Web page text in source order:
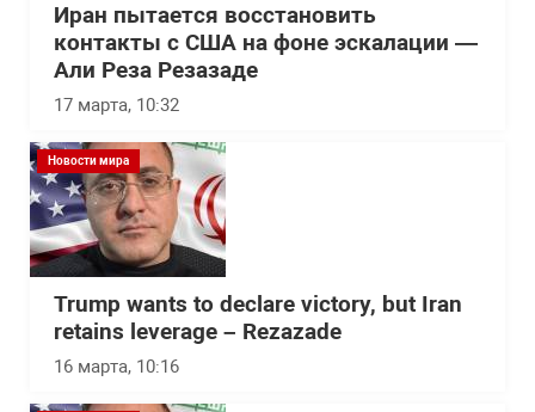
Иран пытается восстановить
контакты с США на фоне эскалации —
Али Реза Резазаде
17 марта, 10:32
Новости мира
Trump wants to declare victory, but Iran
retains leverage – Rezazade
16 марта, 10:16